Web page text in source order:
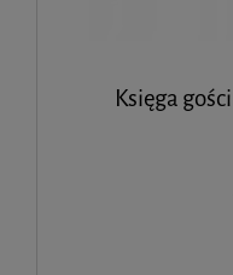
Księga